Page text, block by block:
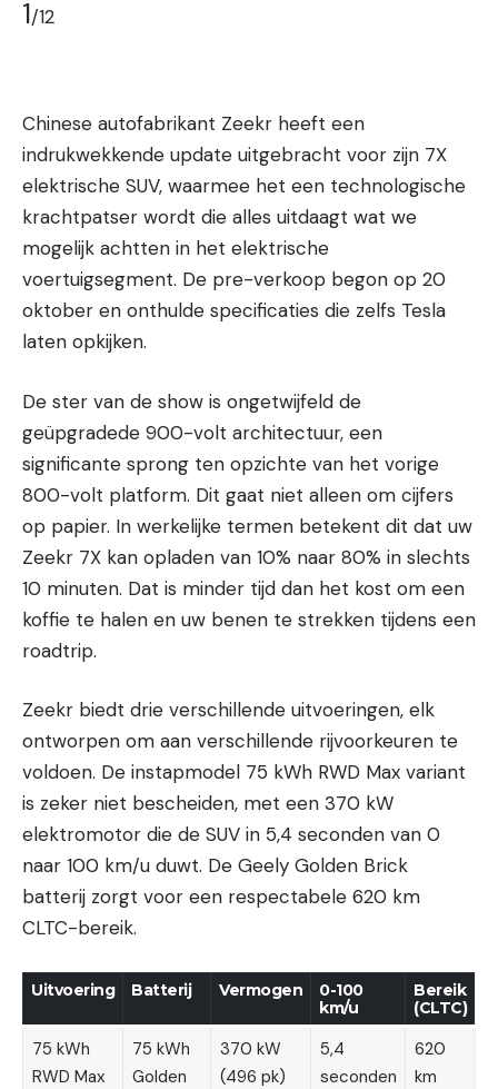
1/12
Chinese autofabrikant Zeekr heeft een
indrukwekkende update uitgebracht voor zijn 7X
elektrische SUV, waarmee het een technologische
krachtpatser wordt die alles uitdaagt wat we
mogelijk achtten in het elektrische
voertuigsegment. De pre-verkoop begon op 20
oktober en onthulde specificaties die zelfs Tesla
laten opkijken.
De ster van de show is ongetwijfeld de
geüpgradede 900-volt architectuur, een
significante sprong ten opzichte van het vorige
800-volt platform. Dit gaat niet alleen om cijfers
op papier. In werkelijke termen betekent dit dat uw
Zeekr 7X kan opladen van 10% naar 80% in slechts
10 minuten. Dat is minder tijd dan het kost om een
koffie te halen en uw benen te strekken tijdens een
roadtrip.
Zeekr biedt drie verschillende uitvoeringen, elk
ontworpen om aan verschillende rijvoorkeuren te
voldoen. De instapmodel 75 kWh RWD Max variant
is zeker niet bescheiden, met een 370 kW
elektromotor die de SUV in 5,4 seconden van 0
naar 100 km/u duwt. De Geely Golden Brick
batterij zorgt voor een respectabele 620 km
CLTC-bereik.
Uitvoering Batterij Vermogen
0-100
km/u
Bereik
(CLTC)
75 kWh
RWD Max
75 kWh
Golden
370 kW
(496 pk)
5,4
seconden
620
km